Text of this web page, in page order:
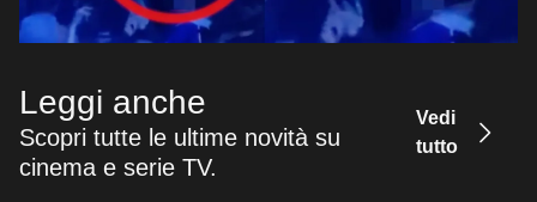
Leggi anche
Scopri tutte le ultime novità su
cinema e serie TV.
Vedi
tutto